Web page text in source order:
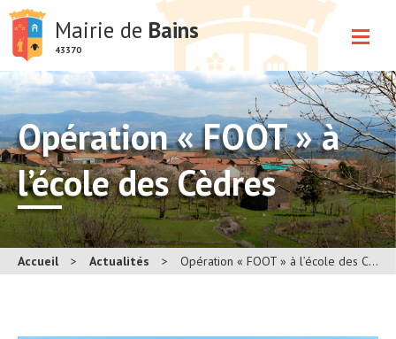
Mairie de Bains
43370
Opération « FOOT » à
l’école des Cèdres
Accueil > Actualités > Opération « FOOT » à l’école des Cèdres